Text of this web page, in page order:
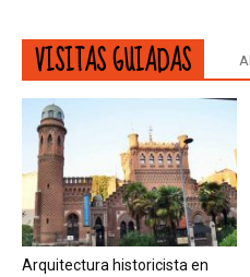
VISITAS GUIADAS All
Arquitectura historicista en